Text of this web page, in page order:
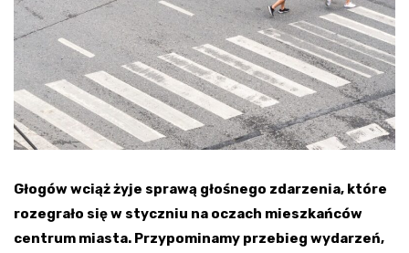
Głogów wciąż żyje sprawą głośnego zdarzenia, które
rozegrało się w styczniu na oczach mieszkańców
centrum miasta. Przypominamy przebieg wydarzeń,